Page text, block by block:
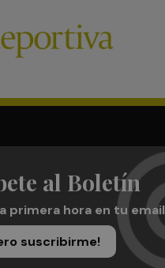
al Boletín
primera hora en tu email
suscribirme!